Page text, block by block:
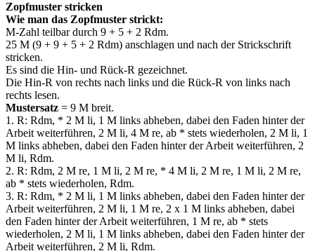
Zopfmuster stricken
Wie man das Zopfmuster strickt:
M-Zahl teilbar durch 9 + 5 + 2 Rdm.
25 M (9 + 9 + 5 + 2 Rdm) anschlagen und nach der Strickschrift
stricken.
Es sind die Hin- und Rück-R gezeichnet.
Die Hin-R von rechts nach links und die Rück-R von links nach
rechts lesen.
Mustersatz = 9 M breit.
1. R: Rdm, * 2 M li, 1 M links abheben, dabei den Faden hinter der
Arbeit weiterführen, 2 M li, 4 M re, ab * stets wiederholen, 2 M li, 1
M links abheben, dabei den Faden hinter der Arbeit weiterführen, 2
M li, Rdm.
2. R: Rdm, 2 M re, 1 M li, 2 M re, * 4 M li, 2 M re, 1 M li, 2 M re,
ab * stets wiederholen, Rdm.
3. R: Rdm, * 2 M li, 1 M links abheben, dabei den Faden hinter der
Arbeit weiterführen, 2 M li, 1 M re, 2 х 1 M links abheben, dabei
den Faden hinter der Arbeit weiterführen, 1 M re, ab * stets
wiederholen, 2 M li, 1 M links abheben, dabei den Faden hinter der
Arbeit weiterführen, 2 M li, Rdm.